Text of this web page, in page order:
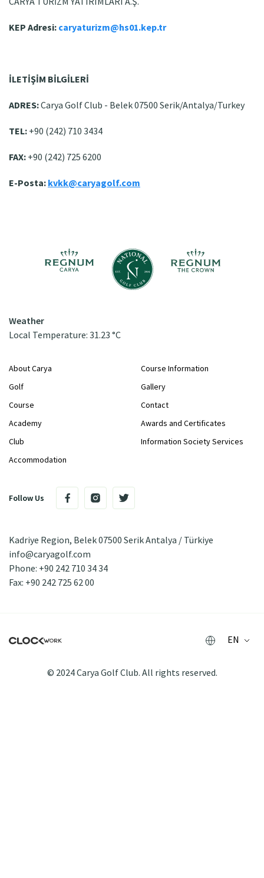
KEP Adresi: caryaturizm@hs01.kep.tr
İLETİŞİM BİLGİLERİ
ADRES:Carya Golf Club - Belek 07500 Serik/Antalya/Turkey
TEL: +90 (242) 710 3434
FAX: +90 (242) 725 6200
E-Posta: kvkk@caryagolf.com
Weather
Local Temperature: 31.23 °C
About Carya
Golf
Course
Academy
Club
Accommodation
Course Information
Gallery
Contact
Awards and Certificates
Information Society Services
Follow Us
Kadriye Region, Belek 07500 Serik Antalya / Türkiye
info@caryagolf.com
Phone: +90 242 710 34 34
Fax: +90 242 725 62 00
EN
© 2024 Carya Golf Club. All rights reserved.